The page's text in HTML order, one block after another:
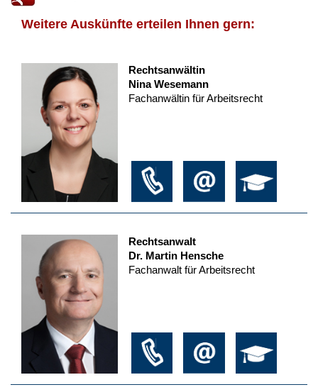
Weitere Auskünfte erteilen Ihnen gern:
Rechtsanwältin
Nina Wesemann
Fachanwältin für Arbeitsrecht
Rechtsanwalt
Dr. Martin Hensche
Fachanwalt für Arbeitsrecht